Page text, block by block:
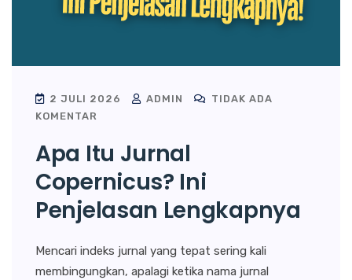
2 JULI 2026 ADMIN
TIDAK ADA
KOMENTAR
Apa Itu Jurnal
Copernicus? Ini
Penjelasan Lengkapnya
Mencari indeks jurnal yang tepat sering kali
membingungkan, apalagi ketika nama jurnal